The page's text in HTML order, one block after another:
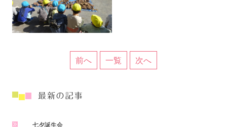
前へ 一覧 次へ
七夕誕生会